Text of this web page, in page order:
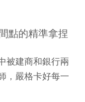
點的精準拿捏
被建商和銀行兩
，嚴格卡好每一